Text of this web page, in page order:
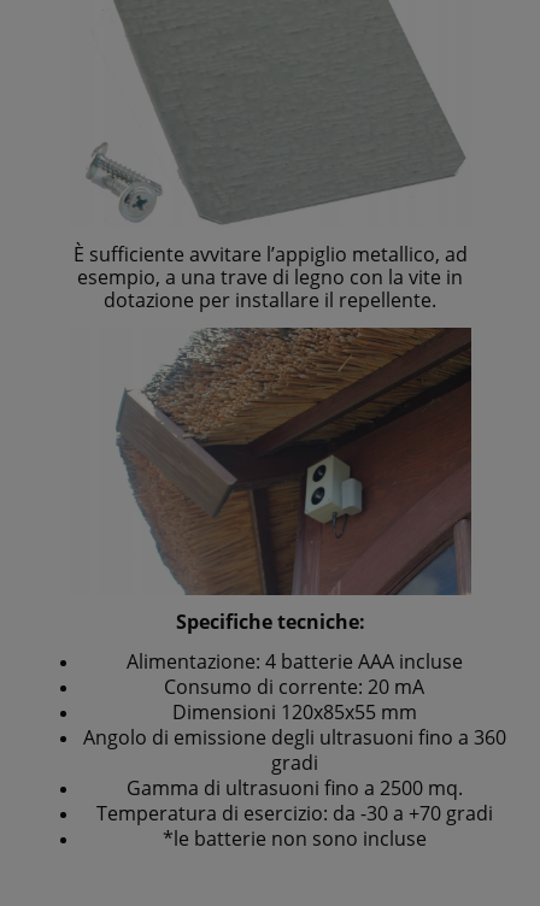
È sufficiente avvitare l’appiglio metallico, ad
esempio, a una trave di legno con la vite in
dotazione per installare il repellente.
Specifiche tecniche:
Alimentazione: 4 batterie AAA incluse
Consumo di corrente: 20 mA
Dimensioni 120x85x55 mm
Angolo di emissione degli ultrasuoni fino a 360
gradi
Gamma di ultrasuoni fino a 2500 mq.
Temperatura di esercizio: da -30 a +70 gradi
*le batterie non sono incluse